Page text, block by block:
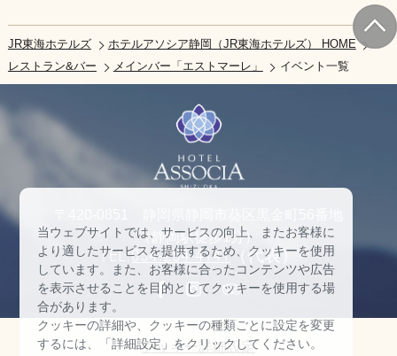
JR東海ホテルズ
ホテルアソシア静岡（JR東海ホテルズ） HOME
レストラン&バー
メインバー「エストマーレ」 イベント一覧
（静岡駅徒歩1分）
TEL:054-254-4141（代表）
クッキー詳細設定
当ウェブサイトでは、サービスの向上、またお客様に
より適したサービスを提供するため、クッキーを使用
しています。また、お客様に合ったコンテンツや広告
を表示させることを目的としてクッキーを使用する場
合があります。
クッキーの詳細や、クッキーの種類ごとに設定を変更
するには、「詳細設定」をクリックしてください。